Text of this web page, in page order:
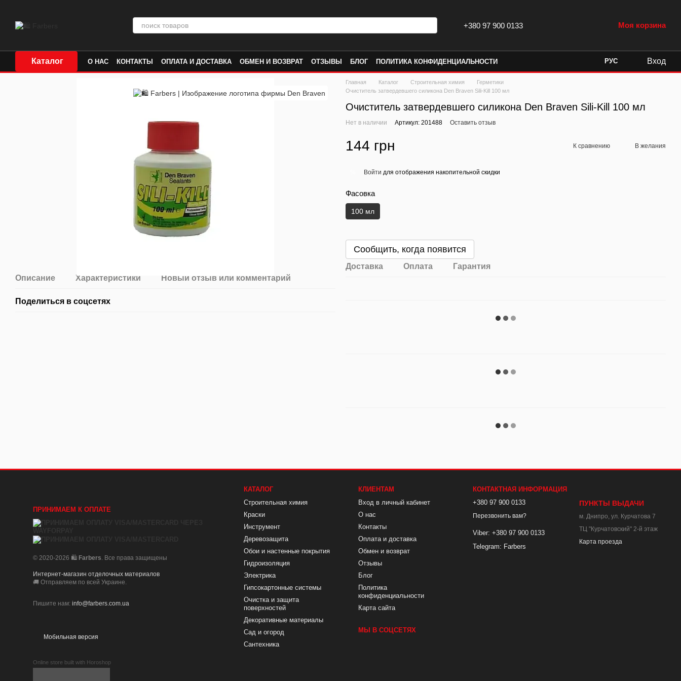
+380 97 900 0133 Моя корзина
Каталог О НАС КОНТАКТЫ ОПЛАТА И ДОСТАВКА ОБМЕН И ВОЗВРАТ ОТЗЫВЫ БЛОГ ПОЛИТИКА КОНФИДЕНЦИАЛЬНОСТИ РУС Вход
Описание Характеристики Новый отзыв или комментарий
Поделиться в соцсетях
Главная Каталог Строительная химия
Герметики
Очиститель затвердевшего силикона Den Braven Sili-Kill 100 мл
Очиститель затвердевшего силикона Den Braven Sili-Kill 100 мл
Нет в наличии Артикул: 201488 Оставить отзыв
144 грн К сравнению В желания
Войти для отображения накопительной скидки
Фасовка
100 мл
Сообщить, когда появится
Доставка Оплата Гарантия
ПРИНИМАЕМ К ОПЛАТЕ
© 2020-2026 🛍️ Farbers . Все права защищены
Интернет-магазин отделочных материалов
🚚 Отправляем по всей Украине.
Пишите нам: info@farbers.com.ua
Мобильная версия
Online store built with Horoshop
КАТАЛОГ
Строительная химия
Краски
Инструмент
Деревозащита
Обои и настенные покрытия
Гидроизоляция
Электрика
Гипсокартонные системы
Очистка и защита
поверхностей
Декоративные материалы
Сад и огород
Сантехника
КЛИЕНТАМ
Вход в личный кабинет
О нас
Контакты
Оплата и доставка
Обмен и возврат
Отзывы
Блог
Политика
конфиденциальности
Карта сайта
МЫ В СОЦСЕТЯХ
КОНТАКТНАЯ ИНФОРМАЦИЯ
+380 97 900 0133
Перезвонить вам?
Viber: +380 97 900 0133
Telegram: Farbers
ПУНКТЫ ВЫДАЧИ
м. Днипро, ул. Курчатова 7
ТЦ "Курчатовский" 2-й этаж
Карта проезда